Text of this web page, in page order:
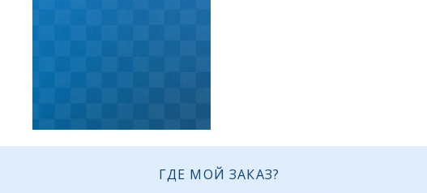
ГДЕ МОЙ ЗАКАЗ?